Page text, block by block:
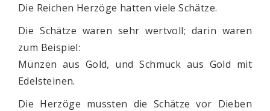
Die Reichen Herzöge hatten viele Schätze.
Die Schätze waren sehr wertvoll; darin waren
zum Beispiel:
Münzen aus Gold, und Schmuck aus Gold mit
Edelsteinen.
Die Herzöge mussten die Schätze vor Dieben